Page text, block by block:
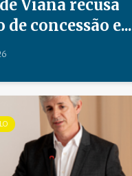
Viana recusa
concessão e...